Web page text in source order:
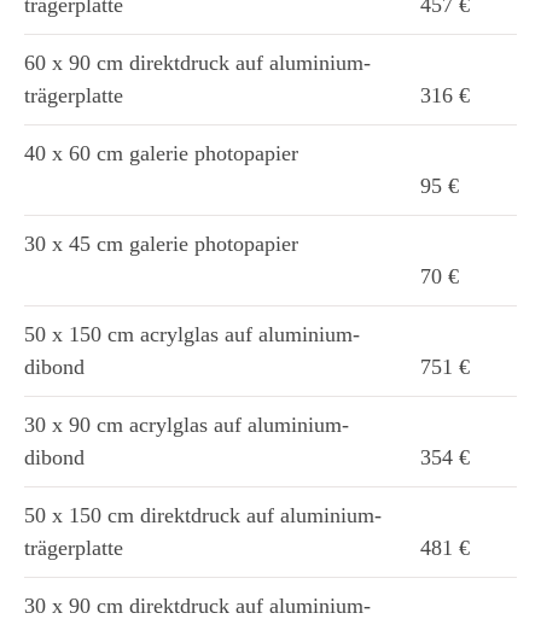
60 x 90 cm direktdruck auf aluminium-
trägerplatte
316 €
40 x 60 cm galerie photopapier
95 €
30 x 45 cm galerie photopapier
70 €
50 x 150 cm acrylglas auf aluminium-
dibond
751 €
30 x 90 cm acrylglas auf aluminium-
dibond
354 €
50 x 150 cm direktdruck auf aluminium-
trägerplatte
481 €
30 x 90 cm direktdruck auf aluminium-